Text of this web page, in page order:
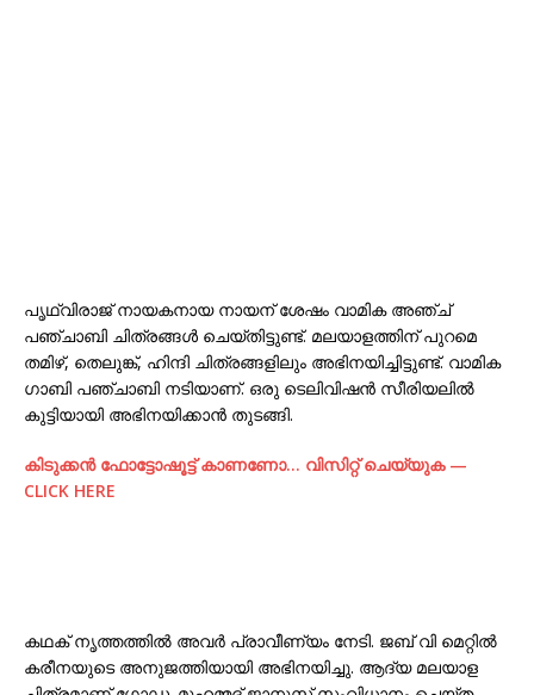
പൃഥ്വിരാജ് നായകനായ നായന് ശേഷം വാമിക അഞ്ച്
പഞ്ചാബി ചിത്രങ്ങൾ ചെയ്തിട്ടുണ്ട്. മലയാളത്തിന് പുറമെ
തമിഴ്, തെലുങ്ക്, ഹിന്ദി ചിത്രങ്ങളിലും അഭിനയിച്ചിട്ടുണ്ട്. വാമിക
ഗാബി പഞ്ചാബി നടിയാണ്. ഒരു ടെലിവിഷൻ സീരിയലിൽ
കുട്ടിയായി അഭിനയിക്കാൻ തുടങ്ങി.
കിടുക്കന്‍ ഫോട്ടോഷൂട്ട്‌ കാണണോ… വിസിറ്റ് ചെയ്യുക —
CLICK HERE
കഥക് നൃത്തത്തിൽ അവർ പ്രാവീണ്യം നേടി. ജബ് വി മെറ്റിൽ
കരീനയുടെ അനുജത്തിയായി അഭിനയിച്ചു. ആദ്യ മലയാള